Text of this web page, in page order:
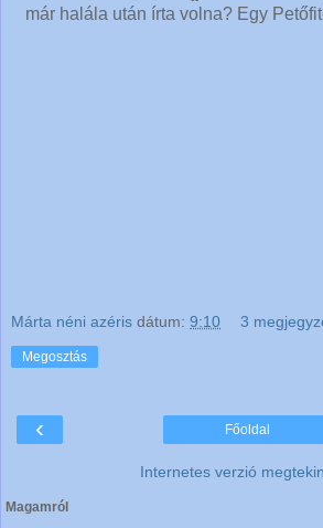
már halála után írta volna? Egy
Márta néni azéris dátum: 9:10 3
Megosztás
‹ Főoldal
Internetes verzió
Magamról